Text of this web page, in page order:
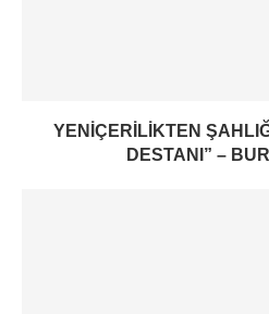
YENIÇERILIKTEN
DESTANI” –